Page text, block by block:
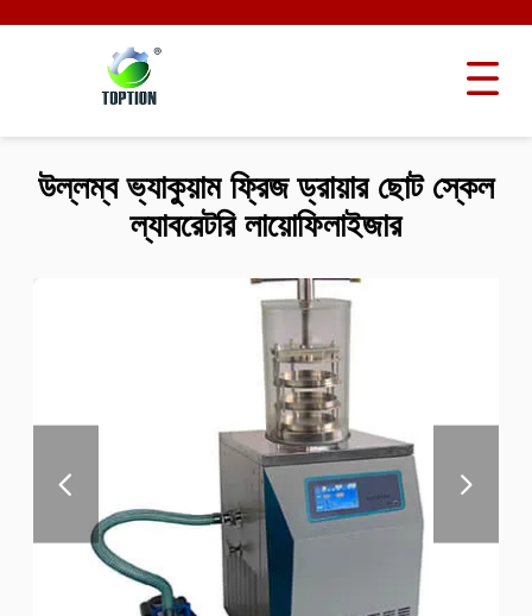
উল্লম্ব ভ্যাকুয়াম ফ্রিজ ড্রায়ার ছোট স্কেল
ল্যাবরেটরি লায়োফিলাইজার